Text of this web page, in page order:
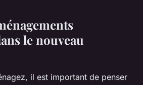
le nouveau
il est important de penser